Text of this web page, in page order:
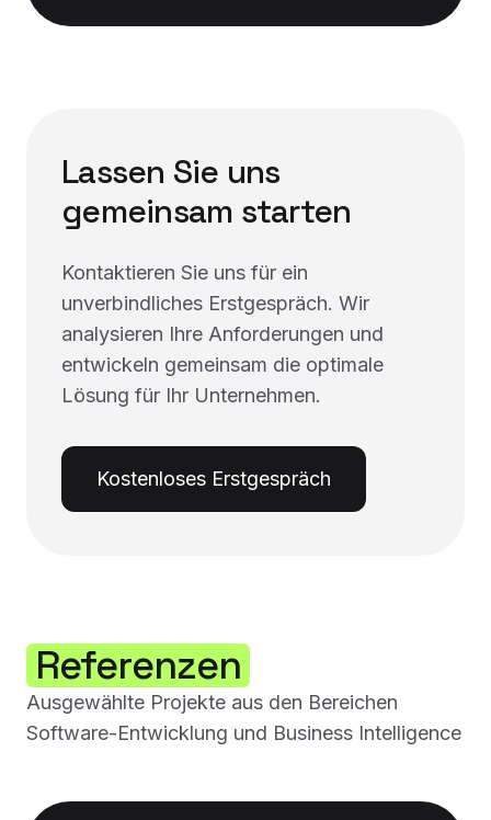
Lassen Sie uns
gemeinsam starten
Kontaktieren Sie uns für ein
unverbindliches Erstgespräch. Wir
analysieren Ihre Anforderungen und
entwickeln gemeinsam die optimale
Lösung für Ihr Unternehmen.
Kostenloses Erstgespräch
Referenzen
Ausgewählte Projekte aus den Bereichen
Software-Entwicklung und Business Intelligence